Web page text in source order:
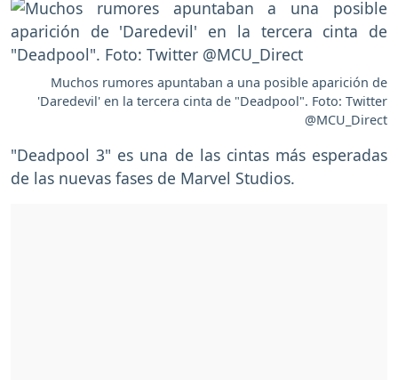
Muchos rumores apuntaban a una posible aparición de
'Daredevil' en la tercera cinta de "Deadpool". Foto: Twitter
@MCU_Direct
"Deadpool 3" es una de las cintas más esperadas
de las nuevas fases de Marvel Studios.